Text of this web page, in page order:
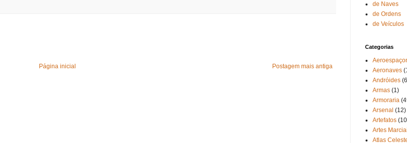
Postagem mais antiga
Página inicial
de Naves
de Ordens
de Veículos
Categorias
Aeronaves
Andróides
Armas (1)
Armoraria
Arsenal (12)
Artefatos
Artes
Atlas